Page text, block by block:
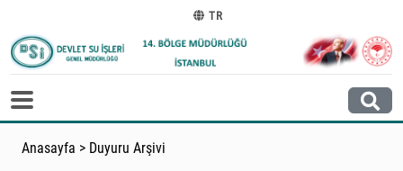
TR
Anasayfa > Duyuru Arşivi